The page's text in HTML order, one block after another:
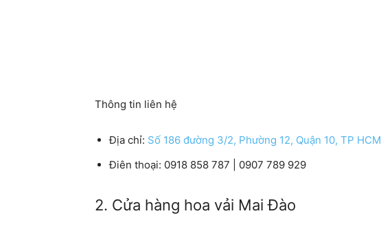
Thông tin liên hệ
Địa chỉ: Số 186 đường 3/2, Phường 12, Quận 10, TP HCM
Điên thoại: 0918 858 787 | 0907 789 929
2. Cửa hàng hoa vải Mai Đào